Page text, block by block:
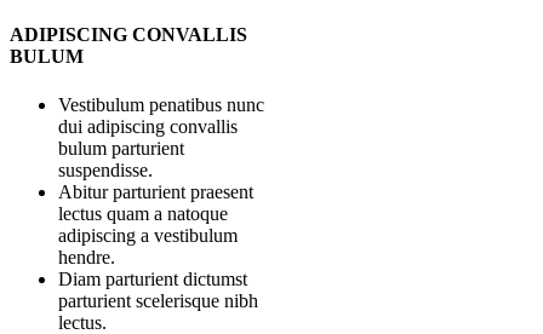
ADIPISCING CONVALLIS
BULUM
Vestibulum penatibus nunc
dui adipiscing convallis
bulum parturient
suspendisse.
Abitur parturient praesent
lectus quam a natoque
adipiscing a vestibulum
hendre.
Diam parturient dictumst
parturient scelerisque nibh
lectus.